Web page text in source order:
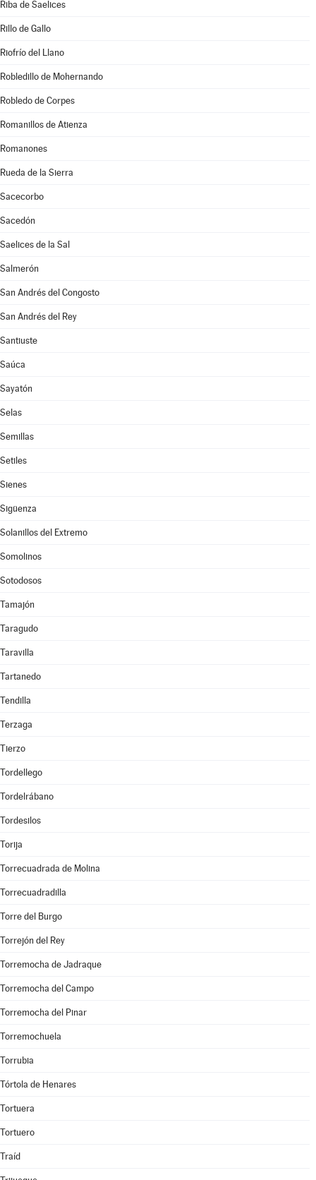
Riba de Saelices
Rillo de Gallo
Riofrío del Llano
Robledillo de Mohernando
Robledo de Corpes
Romanillos de Atienza
Romanones
Rueda de la Sierra
Sacecorbo
Sacedón
Saelices de la Sal
Salmerón
San Andrés del Congosto
San Andrés del Rey
Santiuste
Saúca
Sayatón
Selas
Semillas
Setiles
Sienes
Sigüenza
Solanillos del Extremo
Somolinos
Sotodosos
Tamajón
Taragudo
Taravilla
Tartanedo
Tendilla
Terzaga
Tierzo
Tordellego
Tordelrábano
Tordesilos
Torija
Torrecuadrada de Molina
Torrecuadradilla
Torre del Burgo
Torrejón del Rey
Torremocha de Jadraque
Torremocha del Campo
Torremocha del Pinar
Torremochuela
Torrubia
Tórtola de Henares
Tortuera
Tortuero
Traíd